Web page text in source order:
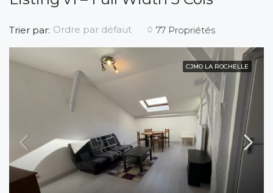
77 Propriétés
Trier par: Ordre par défaut
CJMO LA ROCHELLE